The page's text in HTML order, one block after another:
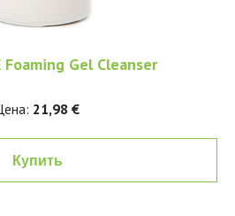
Foaming Gel Cleanser
21,98 €
Купить